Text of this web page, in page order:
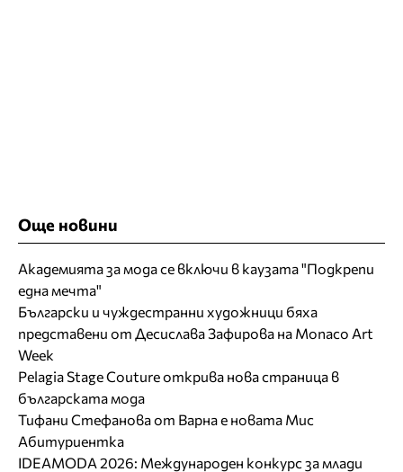
Още новини
Академията за мода се включи в каузата "Подкрепи
една мечта"
Български и чуждестранни художници бяха
представени от Десислава Зафирова на Monaco Art
Week
Pelagia Stage Couture открива нова страница в
българската мода
Тифани Стефанова от Варна е новата Мис
Абитуриентка
IDEAMODA 2026: Международен конкурс за млади